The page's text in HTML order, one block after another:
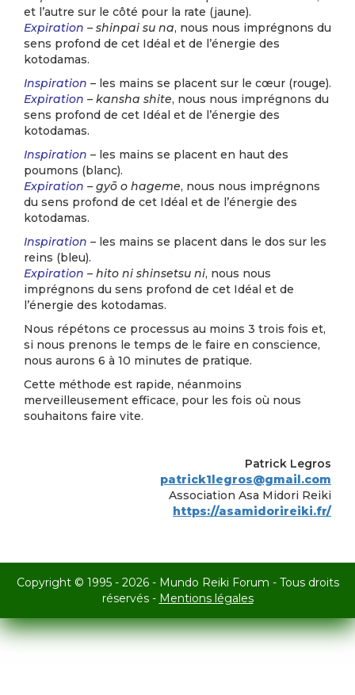
et l’autre sur le côté pour la rate (jaune).
Expiration – shinpai su na, nous nous imprégnons du
sens profond de cet Idéal et de l’énergie des
kotodamas.
Inspiration – les mains se placent sur le cœur (rouge).
Expiration – kansha shite, nous nous imprégnons du
sens profond de cet Idéal et de l’énergie des
kotodamas.
Inspiration – les mains se placent en haut des
poumons (blanc).
Expiration – gyō o hageme, nous nous imprégnons
du sens profond de cet Idéal et de l’énergie des
kotodamas.
Inspiration – les mains se placent dans le dos sur les
reins (bleu).
Expiration – hito ni shinsetsu ni, nous nous
imprégnons du sens profond de cet Idéal et de
l’énergie des kotodamas.
Nous répétons ce processus au moins 3 trois fois et,
si nous prenons le temps de le faire en conscience,
nous aurons 6 à 10 minutes de pratique.
Cette méthode est rapide, néanmoins
merveilleusement efficace, pour les fois où nous
souhaitons faire vite.
Patrick Legros
patrick1legros@gmail.com
Association Asa Midori Reiki
https://asamidorireiki.fr/
Copyright © 1995 - 2026 - Mundo Reiki Forum - Tous droits
réservés - Mentions légales